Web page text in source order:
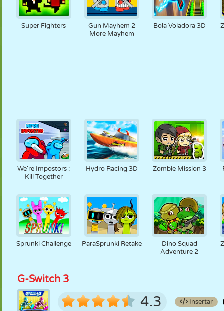
Super Fighters
Gun Mayhem 2
More Mayhem
Bola Voladora 3D
We're Impostors :
Kill Together
Hydro Racing 3D Zombie Mission 3
Sprunki Challenge ParaSprunki Retake
Dino Squad
Adventure 2
G-Switch 3
4.3 Insertar